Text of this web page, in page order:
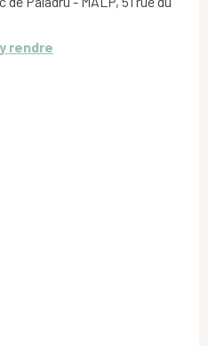
rendre